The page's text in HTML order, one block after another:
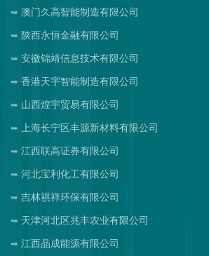
澳门久高智能制造有限公司
陕西永恒金融有限公司
安徽锦靖信息技术有限公司
香港天宇智能制造有限公司
山西煌宇贸易有限公司
上海长宁区丰源新材料有限公司
江西联高证券有限公司
河北宝利化工有限公司
吉林祺祥环保有限公司
天津河北区兆丰农业有限公司
江西晶成能源有限公司